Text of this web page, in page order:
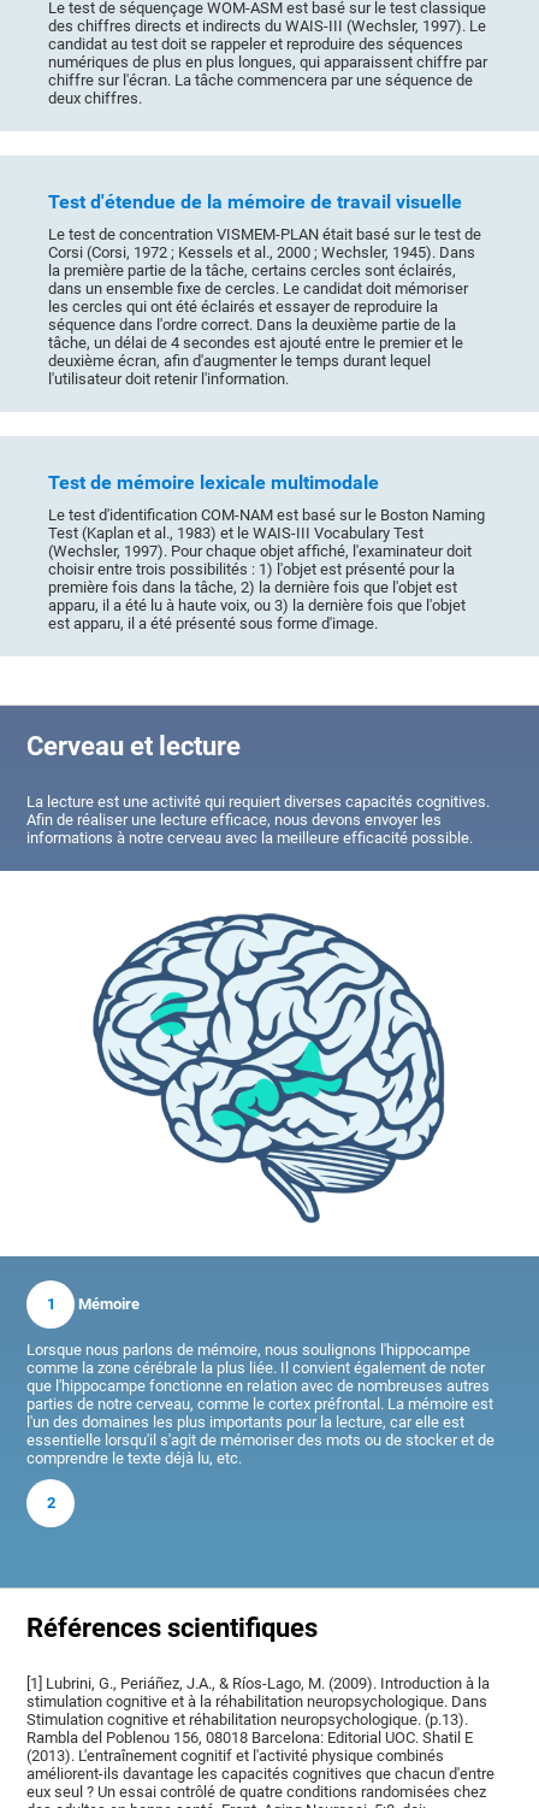
Le test de séquençage WOM-ASM est basé sur le test classique
des chiffres directs et indirects du WAIS-III (Wechsler, 1997). Le
candidat au test doit se rappeler et reproduire des séquences
numériques de plus en plus longues, qui apparaissent chiffre par
chiffre sur l'écran. La tâche commencera par une séquence de
deux chiffres.
Test d'étendue de la mémoire de travail visuelle
Le test de concentration VISMEM-PLAN était basé sur le test de
Corsi (Corsi, 1972 ; Kessels et al., 2000 ; Wechsler, 1945). Dans
la première partie de la tâche, certains cercles sont éclairés,
dans un ensemble fixe de cercles. Le candidat doit mémoriser
les cercles qui ont été éclairés et essayer de reproduire la
séquence dans l'ordre correct. Dans la deuxième partie de la
tâche, un délai de 4 secondes est ajouté entre le premier et le
deuxième écran, afin d'augmenter le temps durant lequel
l'utilisateur doit retenir l'information.
Test de mémoire lexicale multimodale
Le test d'identification COM-NAM est basé sur le Boston Naming
Test (Kaplan et al., 1983) et le WAIS-III Vocabulary Test
(Wechsler, 1997). Pour chaque objet affiché, l'examinateur doit
choisir entre trois possibilités : 1) l'objet est présenté pour la
première fois dans la tâche, 2) la dernière fois que l'objet est
apparu, il a été lu à haute voix, ou 3) la dernière fois que l'objet
est apparu, il a été présenté sous forme d'image.
Cerveau et lecture
La lecture est une activité qui requiert diverses capacités cognitives.
Afin de réaliser une lecture efficace, nous devons envoyer les
informations à notre cerveau avec la meilleure efficacité possible.
1 Mémoire
Lorsque nous parlons de mémoire, nous soulignons l'hippocampe
comme la zone cérébrale la plus liée. Il convient également de noter
que l'hippocampe fonctionne en relation avec de nombreuses autres
parties de notre cerveau, comme le cortex préfrontal. La mémoire est
l'un des domaines les plus importants pour la lecture, car elle est
essentielle lorsqu'il s'agit de mémoriser des mots ou de stocker et de
comprendre le texte déjà lu, etc.
2
Références scientifiques
[1] Lubrini, G., Periáñez, J.A., & Ríos-Lago, M. (2009). Introduction à la
stimulation cognitive et à la réhabilitation neuropsychologique. Dans
Stimulation cognitive et réhabilitation neuropsychologique. (p.13).
Rambla del Poblenou 156, 08018 Barcelona: Editorial UOC. Shatil E
(2013). L'entraînement cognitif et l'activité physique combinés
améliorent-ils davantage les capacités cognitives que chacun d'entre
eux seul ? Un essai contrôlé de quatre conditions randomisées chez